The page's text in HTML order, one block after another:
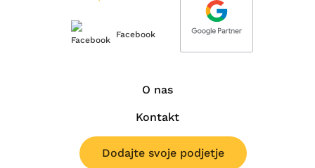
Facebook
O nas
Kontakt
Dodajte svoje podjetje